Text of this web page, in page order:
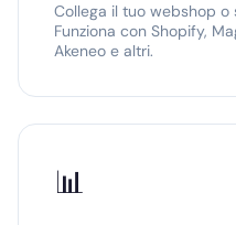
Collega il tuo webshop o
Funziona con Shopify,
Akeneo e altri.
📊